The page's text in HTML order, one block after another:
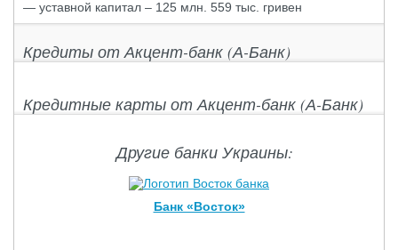
— уставной капитал – 125 млн. 559 тыс. гривен
Кредиты от Акцент-банк (А-Банк)
Кредитные карты от Акцент-банк (А-Банк)
Другие банки Украины:
Банк «Восток»